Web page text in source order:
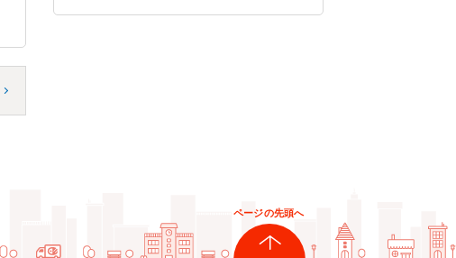
ページの先頭へ